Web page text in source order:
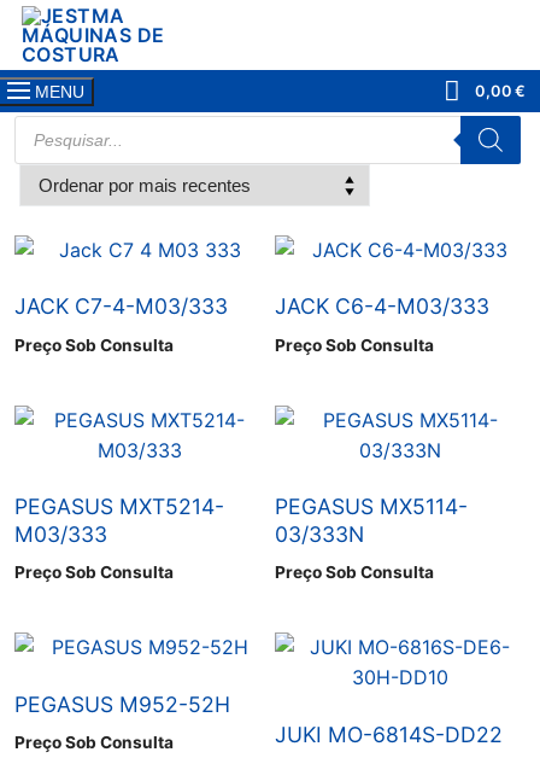
Saltar
para
conteúdo
MENU 0,00€
PRODUCTS
SEARCH
JACK C7-4-M03/333
Preço Sob Consulta
JACK C6-4-M03/333
Preço Sob Consulta
PEGASUS MXT5214-
M03/333
Preço Sob Consulta
PEGASUS MX5114-
03/333N
Preço Sob Consulta
PEGASUS M952-52H
Preço Sob Consulta JUKI MO-6814S-DD22